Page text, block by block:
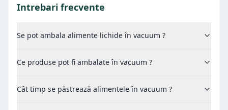
Intrebari frecvente
Se pot ambala alimente lichide în vacuum ?
Ce produse pot fi ambalate în vacuum ?
Cât timp se păstrează alimentele în vacuum ?